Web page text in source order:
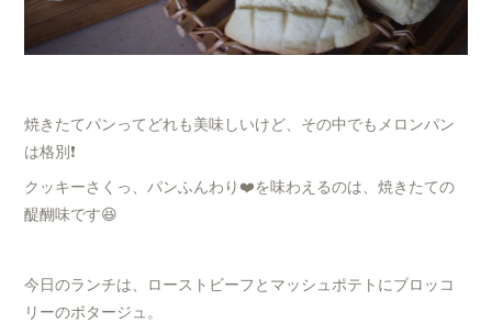
焼きたてパンってどれも美味しいけど、その中でもメロンパン
は格別❗️
クッキーさくっ、パンふんわり❤️を味わえるのは、焼きたての
醍醐味です😆
今日のランチは、ローストビーフとマッシュポテトにブロッコ
リーのボタージュ。